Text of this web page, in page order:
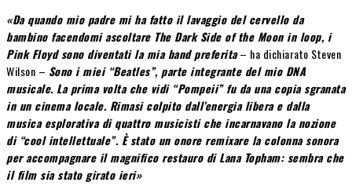
«Da quando mio padre mi ha fatto il lavaggio del cervello da
bambino facendomi ascoltare The Dark Side of the Moon in loop, i
Pink Floyd sono diventati la mia band preferita– ha dichiarato Steven
Wilson – Sono i miei “Beatles”, parte integrante del mio DNA
musicale. La prima volta che vidi “Pompeii” fu da una copia sgranata
in un cinema locale. Rimasi colpito dall’energia libera e dalla
musica esplorativa di quattro musicisti che incarnavano la nozione
di “cool intellettuale”. È stato un onore remixare la colonna sonora
per accompagnare il magnifico restauro di Lana Topham: sembra che
il film sia stato girato ieri»